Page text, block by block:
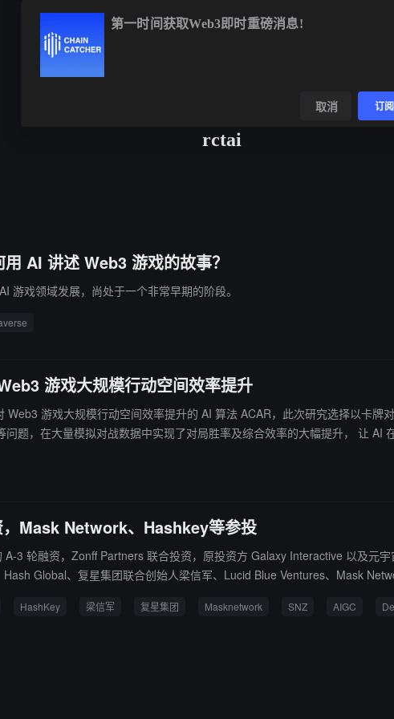
rctai
AI 讲述 Web3 游戏的故事？
游戏领域发展，尚处于一个非常早期的阶段。
游戏大规模行动空间效率提升
游戏大规模行动空间效率提升的 AI 算法 ACAR，此次研究选择以卡
，在大量模拟对战数据中实现了对局胜率及综合效率的大幅提升， 让 AI 在
Mask Network、Hashkey等参投
3 轮融资，Zonff Partners 联合投资，原投资方 Galaxy Interactive 以及元
、复星集团联合创始人梁信军、Lucid Blue Ventures、Mask Network、
HashKey 梁信军 复星集团 Masknetwork SNZ AIGC
第一时间获取Web3即时重磅消息!
取消 订阅